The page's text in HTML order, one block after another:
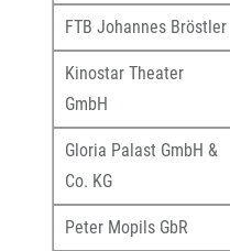
FTB Johannes Bröstler
Kinostar Theater
GmbH
Gloria Palast GmbH &
Co. KG
Peter Mopils GbR